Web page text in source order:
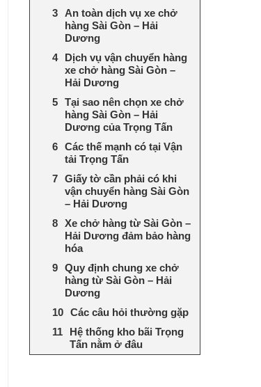
An toàn dịch vụ xe chở
hàng Sài Gòn – Hải
Dương
Dịch vụ vận chuyển hàng
xe chở hàng Sài Gòn –
Hải Dương
Tại sao nên chọn xe chở
hàng Sài Gòn – Hải
Dương của Trọng Tấn
Các thế mạnh có tại Vận
tải Trọng Tấn
Giấy tờ cần phải có khi
vận chuyển hàng Sài Gòn
– Hải Dương
Xe chở hàng từ Sài Gòn –
Hải Dương đảm bảo hàng
hóa
Quy định chung xe chở
hàng từ Sài Gòn – Hải
Dương
Các câu hỏi thường gặp
Hệ thống kho bãi Trọng
Tấn nằm ở đâu